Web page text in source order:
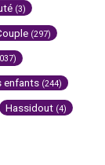
(3)
(297)
enfants (244)
Hassidout (4)